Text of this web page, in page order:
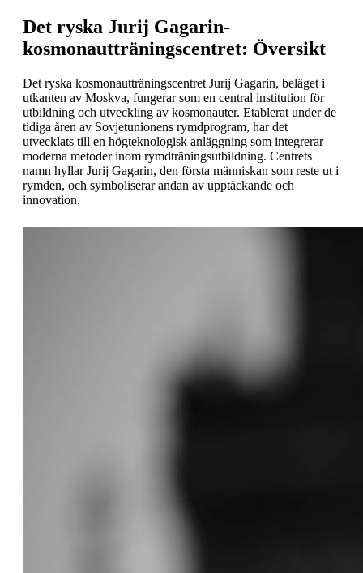
Det ryska Jurij Gagarin-
kosmonautträningscentret: Översikt
Det ryska kosmonautträningscentret Jurij Gagarin, beläget i
utkanten av Moskva, fungerar som en central institution för
utbildning och utveckling av kosmonauter. Etablerat under de
tidiga åren av Sovjetunionens rymdprogram, har det
utvecklats till en högteknologisk anläggning som integrerar
moderna metoder inom rymdträningsutbildning. Centrets
namn hyllar Jurij Gagarin, den första människan som reste ut i
rymden, och symboliserar andan av upptäckande och
innovation.